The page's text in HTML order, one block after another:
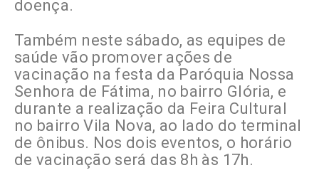
doença.
Também neste sábado, as equipes de
saúde vão promover ações de
vacinação na festa da Paróquia Nossa
Senhora de Fátima, no bairro Glória, e
durante a realização da Feira Cultural
no bairro Vila Nova, ao lado do terminal
de ônibus. Nos dois eventos, o horário
de vacinação será das 8h às 17h.